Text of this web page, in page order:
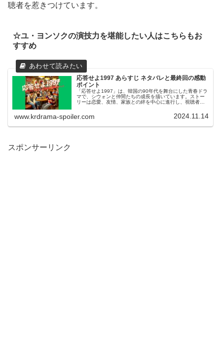
聴者を惹きつけています。
☆ユ・ヨンソクの演技力を堪能したい人はこちらもお
すすめ
応答せよ1997 あらすじ ネタバレと最終回の感動
ポイント
「応答せよ1997」は、韓国の90年代を舞台にした青春ドラ
マで、シウォンと仲間たちの成長を描いています。ストー
リーは恋愛、友情、家族との絆を中心に進行し、視聴者に
www.krdrama-spoiler.com 2024.11.14
スポンサーリンク